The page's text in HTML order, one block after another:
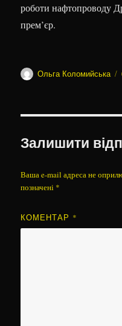
роботи нафтопроводу
прем’єр.
Автор
Ольга Коломийська
Залишити
Ваша e-mail адреса не
позначені *
КОМЕНТАР *